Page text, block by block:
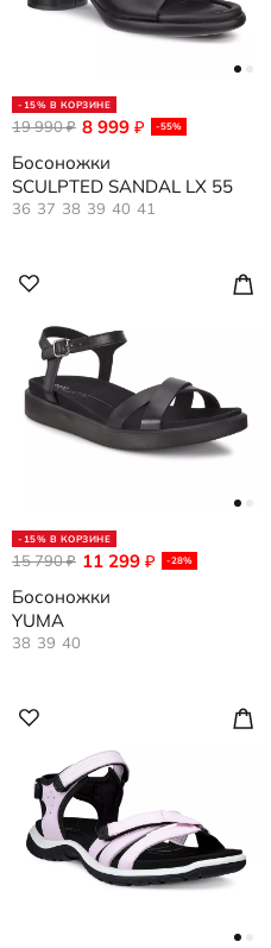
-15% В КОРЗИНЕ
8 999 ₽ -55%
19 990₽
Босоножки
SCULPTED SANDAL LX 55
36 37 38 39 40 41
-15% В КОРЗИНЕ
11 299 ₽ -28%
15 790₽
Босоножки
YUMA
38 39 40